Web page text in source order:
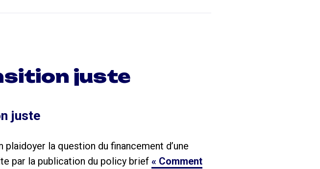
juste
juste
la question du financement d’une
par la publication du policy brief « Comment